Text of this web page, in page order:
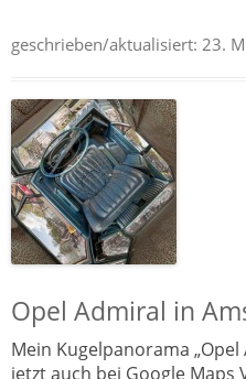
geschrieben/aktualisiert: 23.
Opel Admiral in
Mein Kugelpanorama
jetzt auch bei Google